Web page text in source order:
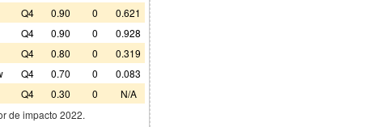
Q4 0.90 0 0.621
Q4 0.90 0 0.928
Q4 0.80 0 0.319
Q4 0.70 0 0.083
Q4 0.30 0
N/A
de impacto 2022.